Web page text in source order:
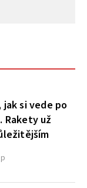
jak si vede po
Rakety už